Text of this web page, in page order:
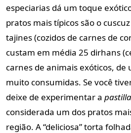
especiarias dá um toque
pratos mais típicos são o
tajines (cozidos de carnes de
custam em média 25 dirhans
carnes de animais exóticos,
muito consumidas. Se você
deixe de experimentar a
considerada um dos pratos
região. A “deliciosa” torta